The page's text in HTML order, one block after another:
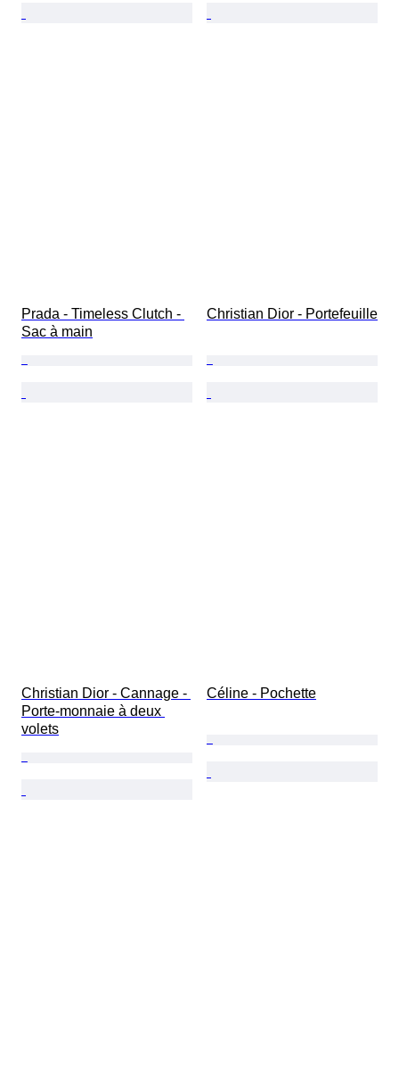
Prada - Timeless Clutch -
Sac à main
Christian Dior - Portefeuille
Christian Dior - Cannage -
Porte-monnaie à deux
volets
Céline - Pochette